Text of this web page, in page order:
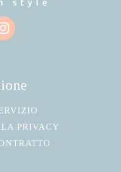
PRIVACY